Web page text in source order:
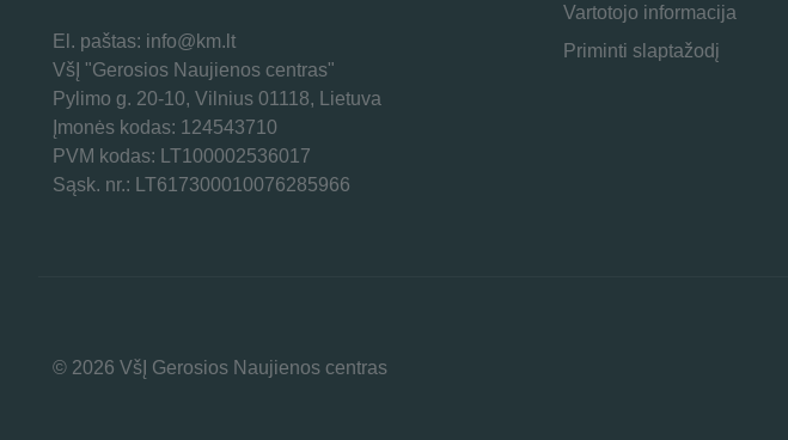
El. paštas: info@km.lt
VšĮ "Gerosios Naujienos centras"
Pylimo g. 20-10, Vilnius 01118, Lietuva
Įmonės kodas: 124543710
PVM kodas: LT100002536017
Sąsk. nr.: LT617300010076285966
Vartotojo informacija
Priminti slaptažodį
© 2026 VšĮ Gerosios Naujienos centras